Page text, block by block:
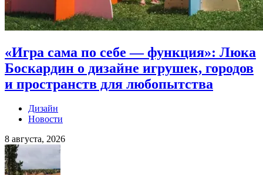
«Игра сама по себе — функция»: Люка
Боскардин о дизайне игрушек, городов
и пространств для любопытства
Дизайн
Новости
8 августа, 2026